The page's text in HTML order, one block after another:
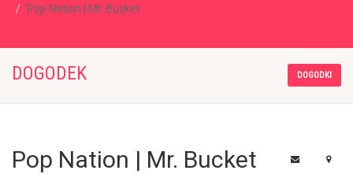
Pop Nation | Mr. Bucket
DOGODEK DOGODKI
Pop Nation | Mr. Bucket